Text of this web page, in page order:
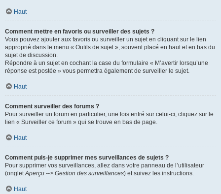
Haut
Comment mettre en favoris ou surveiller des sujets ?
Vous pouvez ajouter aux favoris ou surveiller un sujet en cliquant sur le lien
approprié dans le menu « Outils de sujet », souvent placé en haut et en bas du
sujet de discussion.
Répondre à un sujet en cochant la case du formulaire « M’avertir lorsqu’une
réponse est postée » vous permettra également de surveiller le sujet.
Haut
Comment surveiller des forums ?
Pour surveiller un forum en particulier, une fois entré sur celui-ci, cliquez sur le
lien « Surveiller ce forum » qui se trouve en bas de page.
Haut
Comment puis-je supprimer mes surveillances de sujets ?
Pour supprimer vos surveillances, allez dans votre panneau de l’utilisateur
(ongletAperçu --> Gestion des surveillances) et suivez les instructions.
Haut